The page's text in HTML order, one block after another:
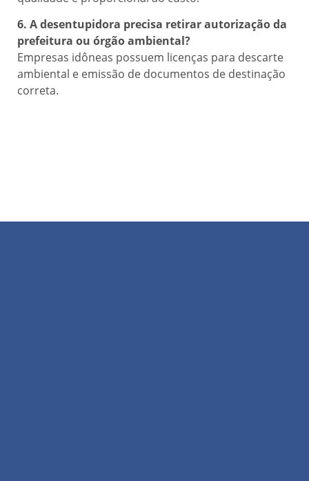
6. A desentupidora precisa retirar autorização da
prefeitura ou órgão ambiental?
Empresas idôneas possuem licenças para descarte
ambiental e emissão de documentos de destinação
correta.